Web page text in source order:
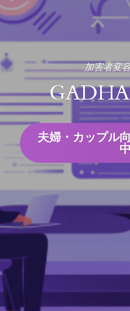
加害者変
夫婦・カップル